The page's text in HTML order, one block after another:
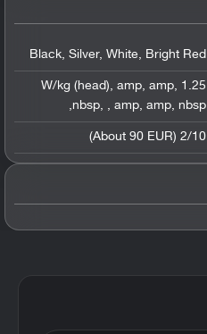
Black, Silver, White, Bright Red
1.25 W/kg (head)
, amp, amp,
nbsp, , amp, amp, nbsp
,
2/10 (About 90 EUR)